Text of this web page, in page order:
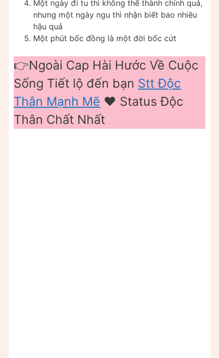
Một ngày đi tu thì không thể thành chính quả,
nhưng một ngày ngu thì nhận biết bao nhiêu
hậu quả
Một phút bốc đồng là một đời bốc cứt
👉Ngoài Cap Hài Hước Về Cuộc
Sống Tiết lộ đến bạn Stt Độc
Thân Mạnh Mẽ ❤️ Status Độc
Thân Chất Nhất